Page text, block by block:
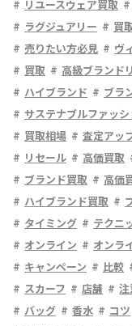
リユースウェア買取
ラグジュアリー
買
売りたい方必見
ヴ
買取
高級ブランド
ハイブランド
ブラ
サステナブルファッシ
買取相場
査定アッ
リセール
高価買取
ブランド買取
高価
ハイブランド買取
タイミング
テクニ
オンライン
オンラ
キャンペーン
比較
スカーフ
店舗 注
バッグ
香水 コツ